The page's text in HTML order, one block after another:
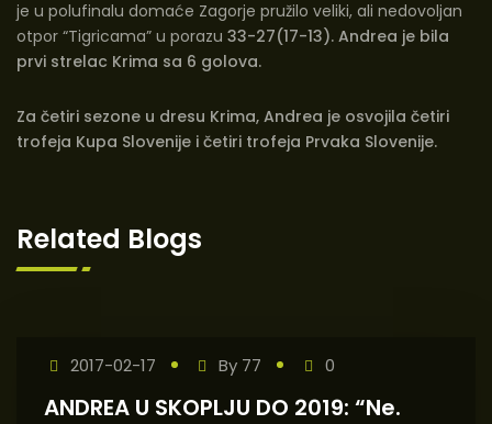
je u polufinalu domaće Zagorje pružilo veliki, ali nedovoljan
otpor “Tigricama” u porazu 33-27(17-13). Andrea je bila
prvi strelac Krima sa 6 golova.
Za četiri sezone u dresu Krima, Andrea je osvojila četiri
trofeja Kupa Slovenije i četiri trofeja Prvaka Slovenije.
Related Blogs
2017-02-17 By 77 0
ANDREA U SKOPLJU DO 2019: “Ne.